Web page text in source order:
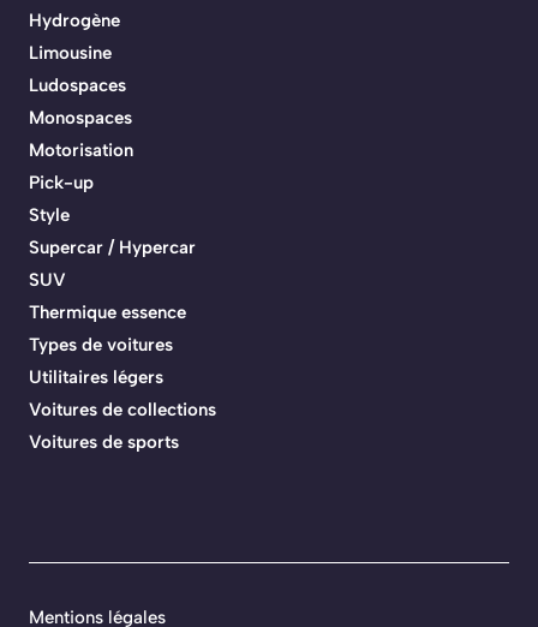
Hydrogène
Limousine
Ludospaces
Monospaces
Motorisation
Pick-up
Style
Supercar / Hypercar
SUV
Thermique essence
Types de voitures
Utilitaires légers
Voitures de collections
Voitures de sports
Mentions légales